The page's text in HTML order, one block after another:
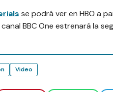
se podrá ver en HBO a
BBC One estrenará la
Video